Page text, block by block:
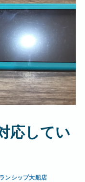
応してい
ンシップ大船店